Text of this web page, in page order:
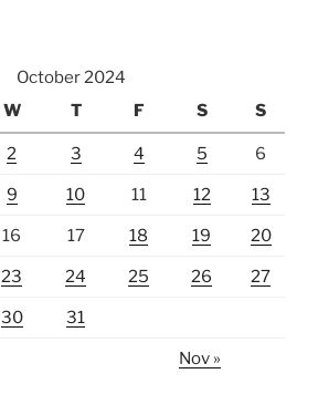
October 2024
W T F S S
2 3 4 5 6
9 10 11 12 13
16 17 18 19 20
23 24 25 26 27
30 31
Nov »